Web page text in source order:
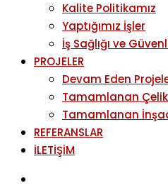
Kalite Politikamız
Yaptığımız İşler
İş Sağlığı ve
PROJELER
Devam Eden
Tamamlanan
Tamamlanan
REFERANSLAR
İLETİŞİM